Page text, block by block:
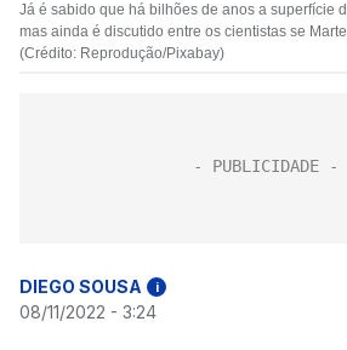
Já é sabido que há bilhões de anos a superfície
mas ainda é discutido entre os cientistas se
(Crédito: Reprodução/Pixabay)
DIEGO SOUSA i
08/11/2022 - 3:24